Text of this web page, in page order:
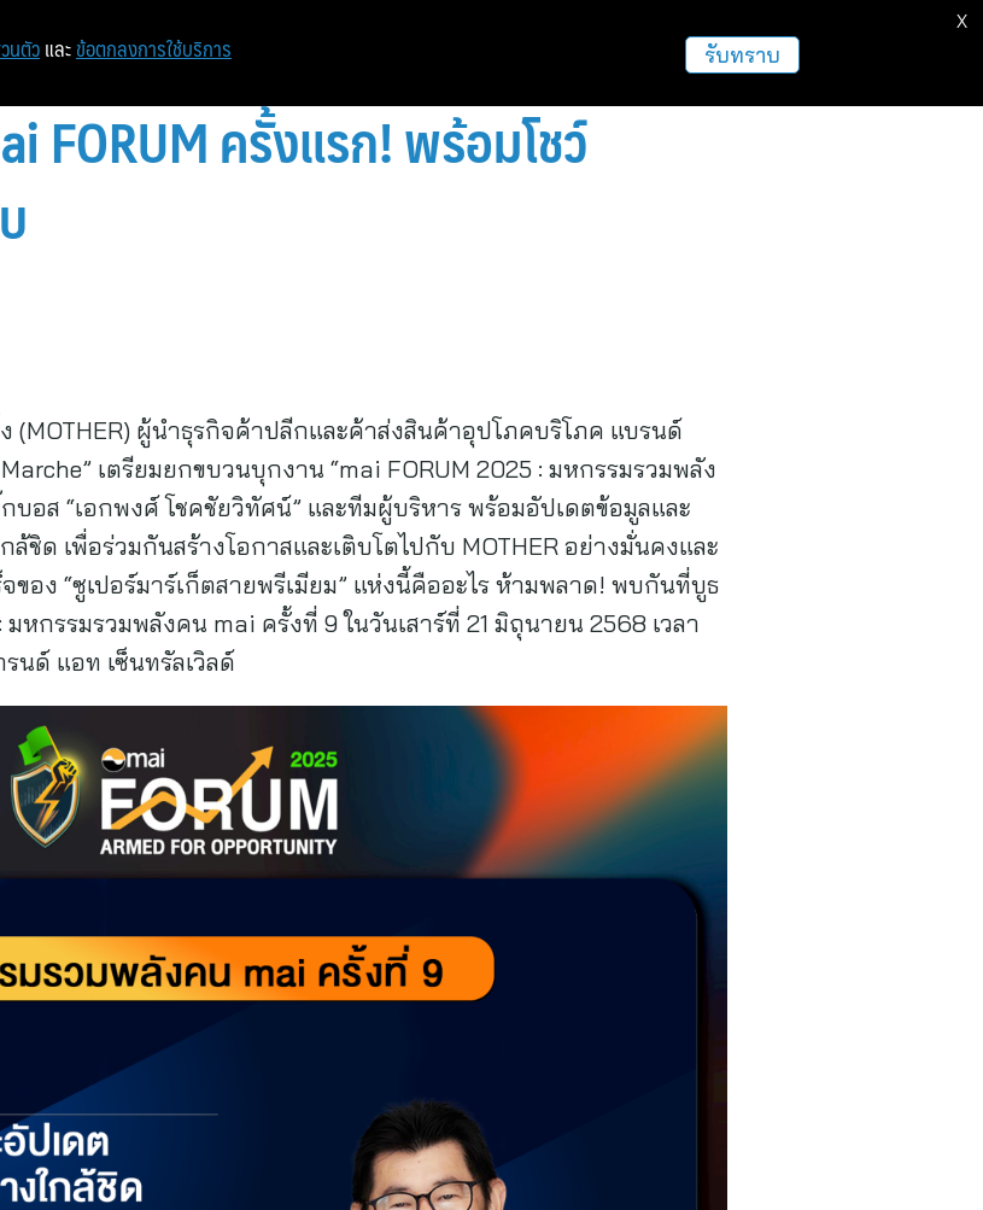
หน้าแรก ท่องเที่ยว ฝากข่าวประชาสัมพันธ์
FORUM ครั้งแรก! พร้อมโชว์
(MOTHER) ผู้นำธุรกิจค้าปลีกและค้าส่งสินค้าอุปโภคบริโภค แบรนด์
เตรียมยกขบวนบุกงาน “mai FORUM 2025 : มหกรรมรวมพลัง
บอส “เอกพงศ์ โชคชัยวิทัศน์” และทีมผู้บริหาร พร้อมอัปเดตข้อมูลและ
ชิด เพื่อร่วมกันสร้างโอกาสและเติบโตไปกับ MOTHER อย่างมั่นคงและ
ของ “ซูเปอร์มาร์เก็ตสายพรีเมียม” แห่งนี้คืออะไร ห้ามพลาด! พบกันที่บูธ
หกรรมรวมพลังคน mai ครั้งที่ 9 ในวันเสาร์ที่ 21 มิถุนายน 2568 เวลา
นด์ แอท เซ็นทรัลเวิลด์
นตัว และ ข้อตกลงการใช้บริการ รับทราบ
X